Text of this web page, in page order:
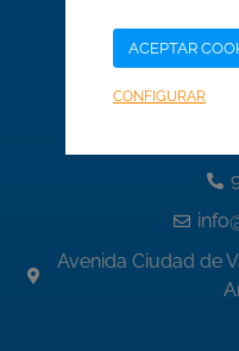
Datos
Avenida Ciudad de
ACEPTAR
CONFIGURAR